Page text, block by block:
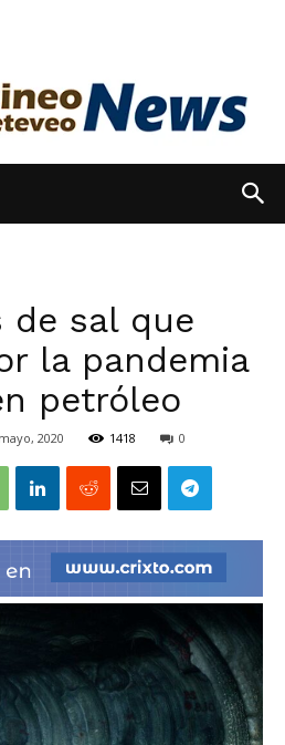
Noticias
hoy
|
Hora
de sal que
la pandemia
petróleo
2020 1418 0